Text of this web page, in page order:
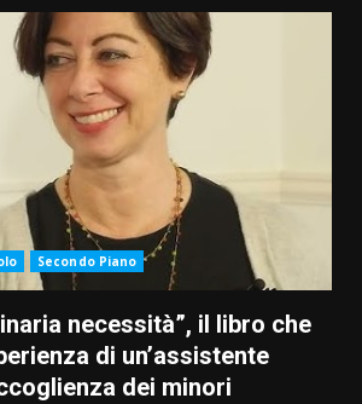
Secondo Piano
necessità”, il libro che
di un’assistente
dei minori